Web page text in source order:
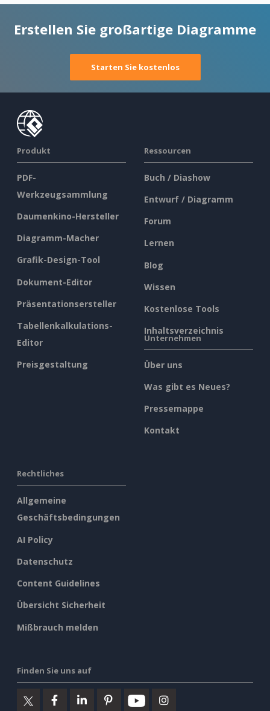
Erstellen Sie großartige Diagramme
Starten Sie kostenlos
Produkt
PDF-
Werkzeugsammlung
Daumenkino-Hersteller
Diagramm-Macher
Grafik-Design-Tool
Dokument-Editor
Präsentationsersteller
Tabellenkalkulations-
Editor
Preisgestaltung
Ressourcen
Buch / Diashow
Entwurf / Diagramm
Forum
Lernen
Blog
Wissen
Kostenlose Tools
Inhaltsverzeichnis
Unternehmen
Über uns
Was gibt es Neues?
Pressemappe
Kontakt
Rechtliches
Allgemeine
Geschäftsbedingungen
AI Policy
Datenschutz
Content Guidelines
Übersicht Sicherheit
Mißbrauch melden
Finden Sie uns auf